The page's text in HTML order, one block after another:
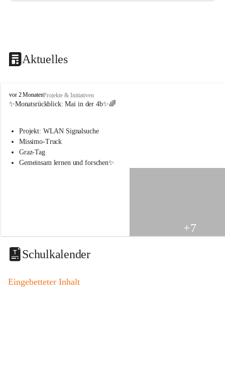
Aktuelles
V
o
s
s
c
i
t
a
o
vor 2 MonatenProjekte & Initiativen
✨Monatsrückblick: Mai in der 4b✨🌈
Projekt: WLAN Signalsuche
Missimo-Truck
Graz-Tag
Gemeinsam lernen und forschen✨
+7
Schulkalender
Eingebetteter Inhalt